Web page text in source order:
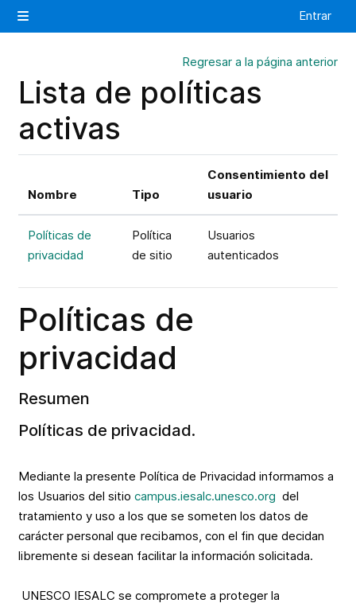
Entrar
Regresar a la página anterior
Lista de políticas
activas
Nombre Tipo
Consentimiento del
usuario
Políticas de
privacidad
Política
de sitio
Usuarios
autenticados
Políticas de
privacidad
Resumen
Políticas de privacidad.
Mediante la presente Política de Privacidad informamos a
los Usuarios del sitio campus.iesalc.unesco.org del
tratamiento y uso a los que se someten los datos de
carácter personal que recibamos, con el fin que decidan
libremente si desean facilitar la información solicitada.
UNESCO IESALC se compromete a proteger la